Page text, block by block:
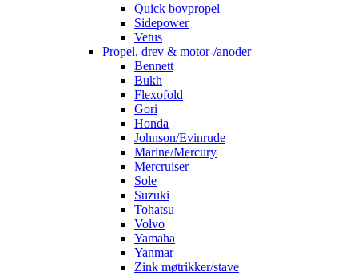
Quick bovpropel
Sidepower
Vetus
Propel, drev & motor-/anoder
Bennett
Bukh
Flexofold
Gori
Honda
Johnson/Evinrude
Marine/Mercury
Mercruiser
Sole
Suzuki
Tohatsu
Volvo
Yamaha
Yanmar
Zink møtrikker/stave